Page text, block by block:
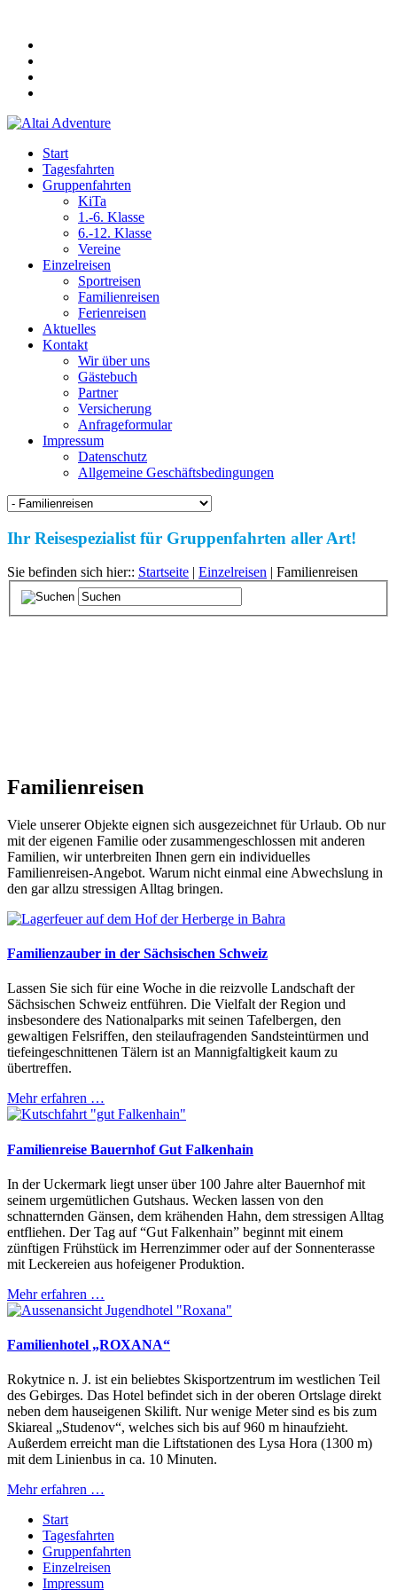
Start
Tagesfahrten
Gruppenfahrten
KiTa
1.-6. Klasse
6.-12. Klasse
Vereine
Einzelreisen
Sportreisen
Familienreisen
Ferienreisen
Aktuelles
Kontakt
Wir über uns
Gästebuch
Partner
Versicherung
Anfrageformular
Impressum
Datenschutz
Allgemeine Geschäftsbedingungen
Ihr Reisespezialist für Gruppenfahrten aller Art!
Sie befinden sich hier:: Startseite | Einzelreisen | Familienreisen
Familienreisen
Viele unserer Objekte eignen sich ausgezeichnet für Urlaub. Ob nur
mit der eigenen Familie oder zusammengeschlossen mit anderen
Familien, wir unterbreiten Ihnen gern ein individuelles
Familienreisen-Angebot. Warum nicht einmal eine Abwechslung in
den gar allzu stressigen Alltag bringen.
Familienzauber in der Sächsischen Schweiz
Lassen Sie sich für eine Woche in die reizvolle Landschaft der
Sächsischen Schweiz entführen. Die Vielfalt der Region und
insbesondere des Nationalparks mit seinen Tafelbergen, den
gewaltigen Felsriffen, den steilaufragenden Sandsteintürmen und
tiefeingeschnittenen Tälern ist an Mannigfaltigkeit kaum zu
übertreffen.
Mehr erfahren …
Familienreise Bauernhof Gut Falkenhain
In der Uckermark liegt unser über 100 Jahre alter Bauernhof mit
seinem urgemütlichen Gutshaus. Wecken lassen von den
schnatternden Gänsen, dem krähenden Hahn, dem stressigen Alltag
entfliehen. Der Tag auf “Gut Falkenhain” beginnt mit einem
zünftigen Frühstück im Herrenzimmer oder auf der Sonnenterasse
mit Leckereien aus hofeigener Produktion.
Mehr erfahren …
Familienhotel „ROXANA“
Rokytnice n. J. ist ein beliebtes Skisportzentrum im westlichen Teil
des Gebirges. Das Hotel befindet sich in der oberen Ortslage direkt
neben dem hauseigenen Skilift. Nur wenige Meter sind es bis zum
Skiareal „Studenov“, welches sich bis auf 960 m hinaufzieht.
Außerdem erreicht man die Liftstationen des Lysa Hora (1300 m)
mit dem Linienbus in ca. 10 Minuten.
Mehr erfahren …
Start
Tagesfahrten
Gruppenfahrten
Einzelreisen
Impressum